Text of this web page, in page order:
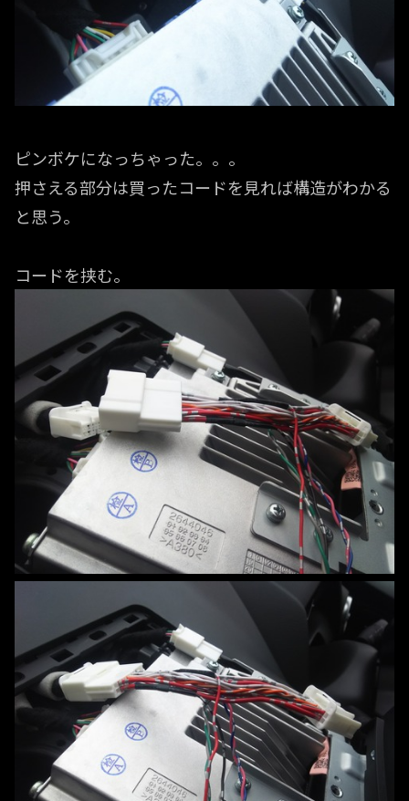
ピンボケになっちゃった。。。
押さえる部分は買ったコードを見れば構造がわかる
と思う。
コードを挟む。